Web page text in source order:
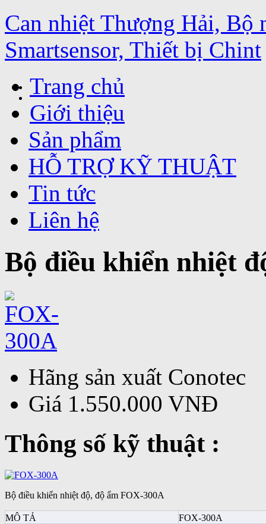
Can nhiệt Thượng Hải, Bộ
Smartsensor, Thiết bị Chint
Trang chủ
Giới thiệu
Sản phẩm
HỖ TRỢ KỸ THUẬT
Tin tức
Liên hệ
Bộ điều khiển nhiệt
Hãng sản xuất Conotec
Giá 1.550.000 VNĐ
Thông số kỹ thuật :
Bộ điều khiển nhiệt độ, độ ẩm FOX-300A
MÔ TẢ
FOX-300A